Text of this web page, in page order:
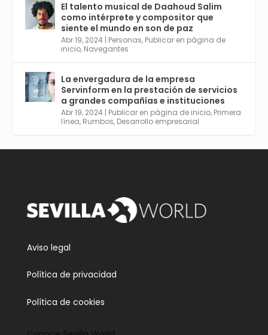
Avata
Sevilla World @worldsevilla ·
30 Abr 2024
Aprovéchalo si vives en Sevilla capital o
provincia. Curso gratuito en Internet de las
Cosas, Inteligencia Artificial y Smart Cities
plazo acaba el 2 de mayo. Dota de gran
empleabilidad. Ver y enlace a inscripción:
https://tinyurl.com/yu5xhwjr
El talento musical de Daahoud Salim
como intérprete y compositor que
siente el mundo en son de paz
Abr 19, 2024 Personas, Publicar en página de
inicio, Navegantes
La envergadura de la empresa
Servinform en la prestación de servicios
a grandes compañías e instituciones
Abr 19, 2024 Publicar en página de inicio, Primera
línea, Rumbos, Desarrollo empresarial
Aviso legal
Política de privacidad
Política de cookies